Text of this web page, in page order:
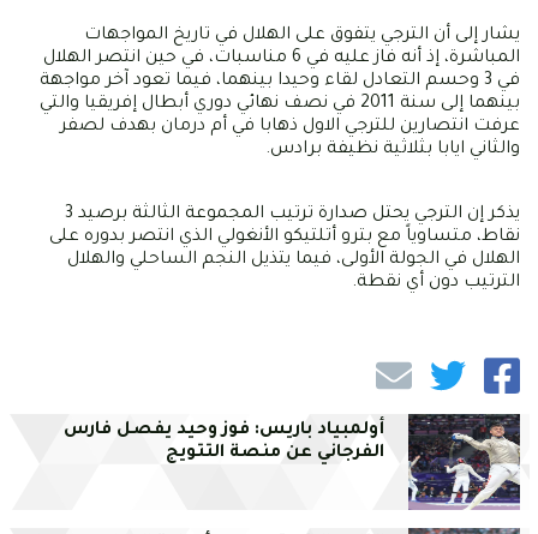
يشار إلى أن الترجي يتفوق على الهلال في تاريخ المواجهات
المباشرة، إذ أنه فاز عليه في 6 مناسبات، في حين انتصر الهلال
في 3 وحسم التعادل لقاء وحيدا بينهما، فيما تعود آخر مواجهة
بينهما إلى سنة 2011 في نصف نهائي دوري أبطال إفريقيا والتي
عرفت انتصارين للترجي الاول ذهابا في أم درمان بهدف لصفر
والثاني ايابا بثلاثية نظيفة برادس.
يذكر إن الترجي يحتل صدارة ترتيب المجموعة الثالثة برصيد 3
نقاط، متساوياً مع بترو أتلتيكو الأنغولي الذي انتصر بدوره على
الهلال في الجولة الأولى، فيما يتذيل النجم الساحلي والهلال
الترتيب دون أي نقطة.
أولمبياد باريس: فوز وحيد يفصل فارس
الفرجاني عن منصة التتويج